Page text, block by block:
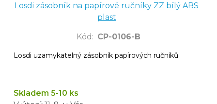
Losdi zásobník na papírové ručníky ZZ bílý ABS
plast
Kód : CP-0106-B
Losdi uzamykatelný zásobník papírových ručníků
Skladem 5-10 ks